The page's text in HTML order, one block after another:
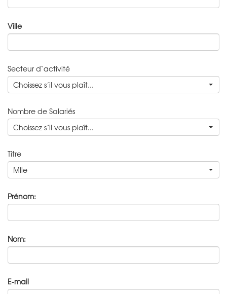
Ville
Secteur d`activité
Choissez s´il vous plaît...
Nombre de Salariés
Choissez s´il vous plaît...
Titre
Mlle
Prénom:
Nom:
E-mail